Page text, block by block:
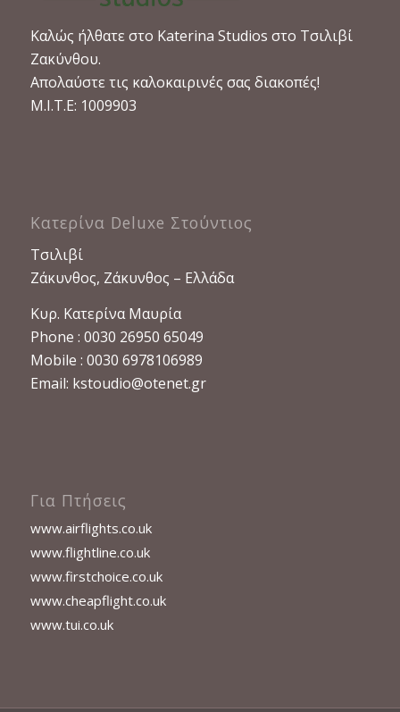
Καλώς ήλθατε στο Katerina Studios στο Τσιλιβί
Ζακύνθου.
Απολαύστε τις καλοκαιρινές σας διακοπές!
M.I.T.E: 1009903
Κατερίνα Deluxe Στούντιος
Τσιλιβί
Ζάκυνθος, Ζάκυνθος – Ελλάδα
Κυρ. Κατερίνα Μαυρία
Phone : 0030 26950 65049
Mobile : 0030 6978106989
Email: kstoudio@otenet.gr
Για Πτήσεις
www.airflights.co.uk
www.flightline.co.uk
www.firstchoice.co.uk
www.cheapflight.co.uk
www.tui.co.uk